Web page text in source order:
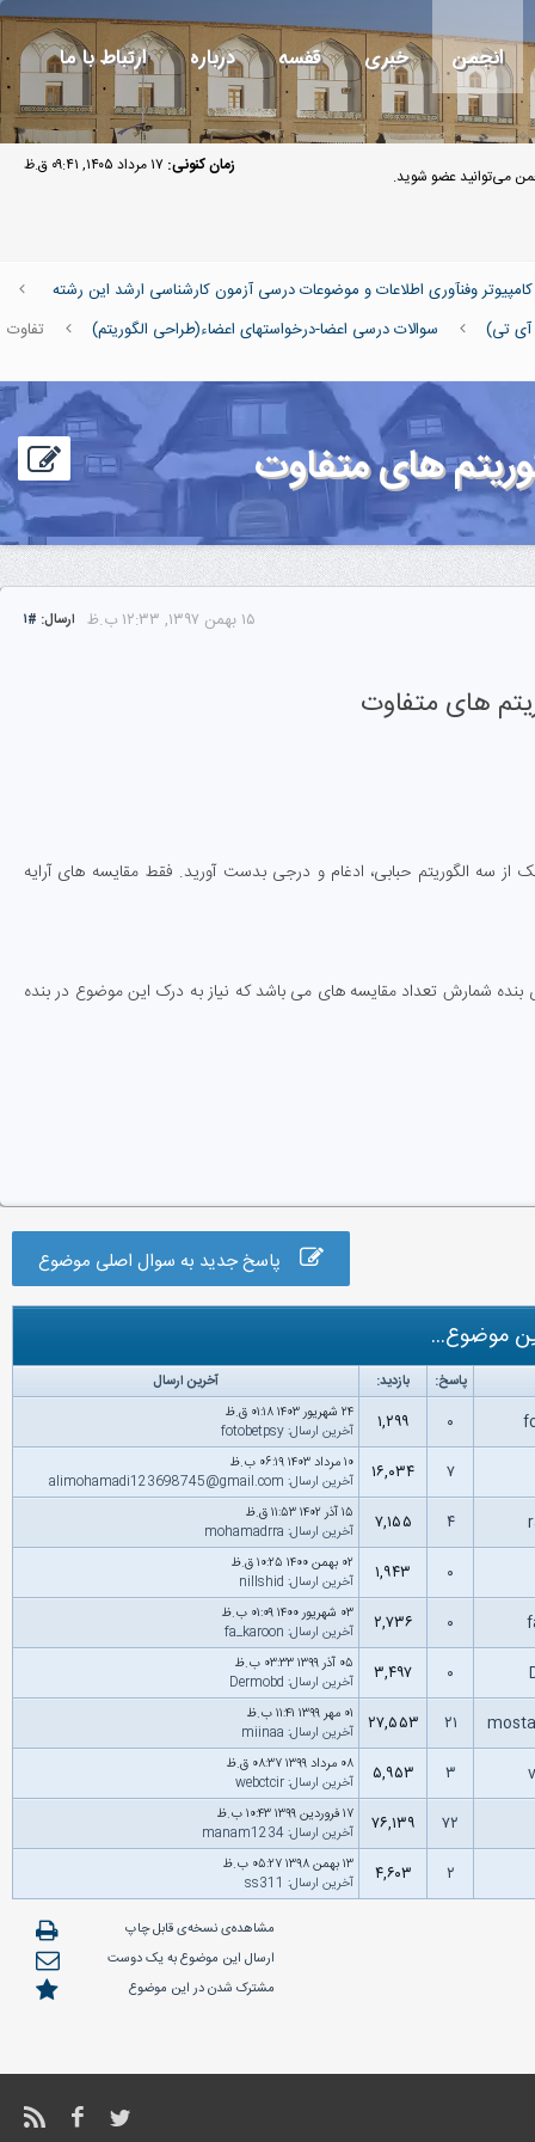
انجمن خبری قفسه درباره ارتباط با ما
زمان کنونی: ۱۷ مرداد ۱۴۰۵, ۰۹:۴۱ ق.ظ می‌توانید عضو شوید.
وفنآوری اطلاعات و موضوعات درسی آزمون کارشناسی ارشد این رشته
تی)
سوالات درسی اعضا-درخواستهای اعضاء(طراحی الگوریتم) تفاوت
های متفاوت
ارسال: #۱ ۱۵ بهمن ۱۳۹۷, ۱۲:۳۳ ب.ظ
های متفاوت
سه الگوریتم حبابی، ادغام و درجی بدست آورید. فقط مقایسه های آرایه
شمارش تعداد مقایسه های می باشد که نیاز به درک این موضوع در بنده
پاسخ جدید به سوال اصلی موضوع
موضوع...
پاسخ: بازدید: آخرین ارسال
۰ ۱,۲۹۹
۲۴ شهریور ۱۴۰۳ ۰۱:۱۸ ق.ظ
آخرین ارسال:
fotobetpsy
۷ ۱۶,۰۳۴
۱۰ مرداد ۱۴۰۳ ۰۶:۱۹ ب.ظ
آخرین ارسال:
alimohamadi123698745@gmail.com
۴ ۷,۱۵۵
۱۵ آذر ۱۴۰۲ ۱۱:۵۳ ق.ظ
آخرین ارسال:
mohamadrra
۰ ۱,۹۴۳
۰۲ بهمن ۱۴۰۰ ۱۰:۲۵ ق.ظ
آخرین ارسال:
nillshid
۰ ۲,۷۳۶
۰۳ شهریور ۱۴۰۰ ۰۱:۰۹ ب.ظ
آخرین ارسال:
fa_karoon
۰ ۳,۴۹۷
۰۵ آذر ۱۳۹۹ ۰۳:۳۳ ب.ظ
آخرین ارسال:
Dermobd
۲۱ ۲۷,۵۵۳
۰۱ مهر ۱۳۹۹ ۱۱:۴۱ ب.ظ
آخرین ارسال:
miinaa
۳ ۵,۹۵۳
۰۸ مرداد ۱۳۹۹ ۰۸:۳۷ ق.ظ
آخرین ارسال:
webctcir
۷۲ ۷۶,۱۳۹
۱۷ فروردین ۱۳۹۹ ۱۰:۴۳ ب.ظ
آخرین ارسال:
manam1234
۲ ۴,۶۰۳
۱۳ بهمن ۱۳۹۸ ۰۵:۲۷ ب.ظ
آخرین ارسال:
ss311
مشاهده‌ی نسخه‌ی قابل چاپ
ارسال این موضوع به یک دوست
مشترک شدن در این موضوع